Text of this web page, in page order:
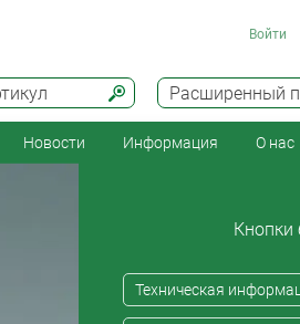
Расширенный
Войти
Новости Информация О нас
Кнопки
Техническая